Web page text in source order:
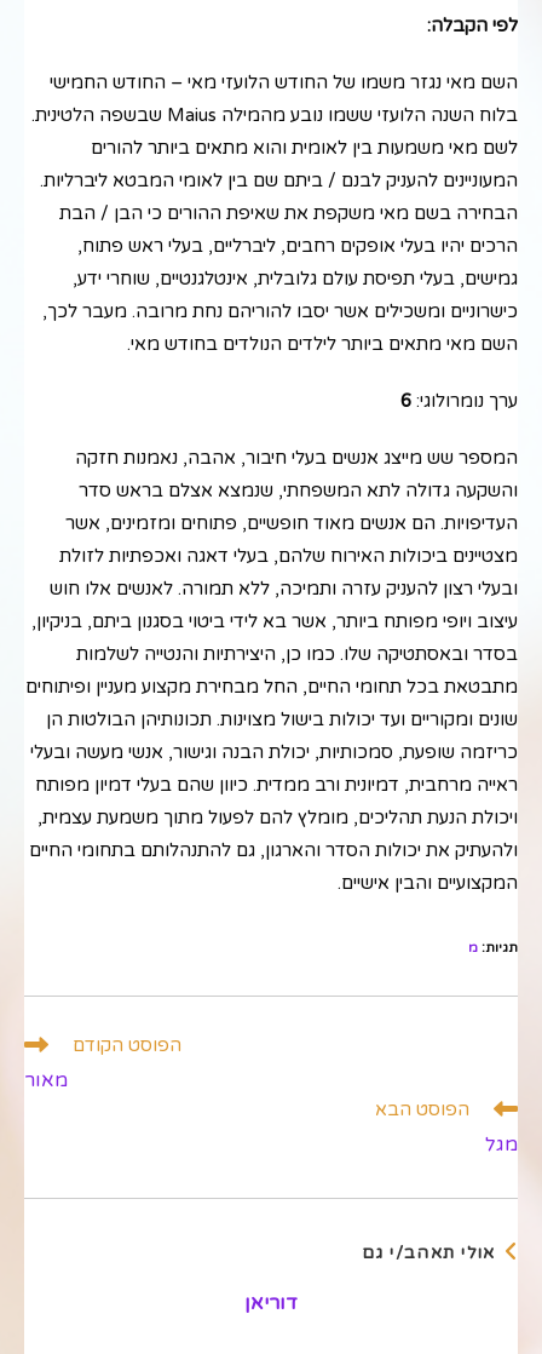
לפי הקבלה:
השם מאי נגזר משמו של החודש הלועזי מאי – החודש החמישי
בלוח השנה הלועזי ששמו נובע מהמילה Maius שבשפה הלטינית.
לשם מאי משמעות בין לאומית והוא מתאים ביותר להורים
המעוניינים להעניק לבנם / ביתם שם בין לאומי המבטא ליברליות.
הבחירה בשם מאי משקפת את שאיפת ההורים כי הבן / הבת
הרכים יהיו בעלי אופקים רחבים, ליברליים, בעלי ראש פתוח,
גמישים, בעלי תפיסת עולם גלובלית, אינטלגנטיים, שוחרי ידע,
כישרוניים ומשכילים אשר יסבו להוריהם נחת מרובה. מעבר לכך,
השם מאי מתאים ביותר לילדים הנולדים בחודש מאי.
ערך נומרולוגי: 6
המספר שש מייצג אנשים בעלי חיבור, אהבה, נאמנות חזקה
והשקעה גדולה לתא המשפחתי, שנמצא אצלם בראש סדר
העדיפויות. הם אנשים מאוד חופשיים, פתוחים ומזמינים, אשר
מצטיינים ביכולות האירוח שלהם, בעלי דאגה ואכפתיות לזולת
ובעלי רצון להעניק עזרה ותמיכה, ללא תמורה. לאנשים אלו חוש
עיצוב ויופי מפותח ביותר, אשר בא לידי ביטוי בסגנון ביתם, בניקיון,
בסדר ובאסתטיקה שלו. כמו כן, היצירתיות והנטייה לשלמות
מתבטאת בכל תחומי החיים, החל מבחירת מקצוע מעניין ופיתוחים
שונים ומקוריים ועד יכולות בישול מצוינות. תכונותיהן הבולטות הן
כריזמה שופעת, סמכותיות, יכולת הבנה וגישור, אנשי מעשה ובעלי
ראייה מרחבית, דמיונית ורב ממדית. כיוון שהם בעלי דמיון מפותח
ויכולת הנעת תהליכים, מומלץ להם לפעול מתוך משמעת עצמית,
ולהעתיק את יכולות הסדר והארגון, גם להתנהלותם בתחומי החיים
המקצועיים והבין אישיים.
תגיות: מ
הפוסט הקודם
מאור
הפוסט הבא
מגל
אולי תאהב/י גם
דוריאן